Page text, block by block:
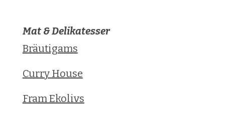
Mat & Delikatesser
Bräutigams
Curry House
Fram Ekolivs